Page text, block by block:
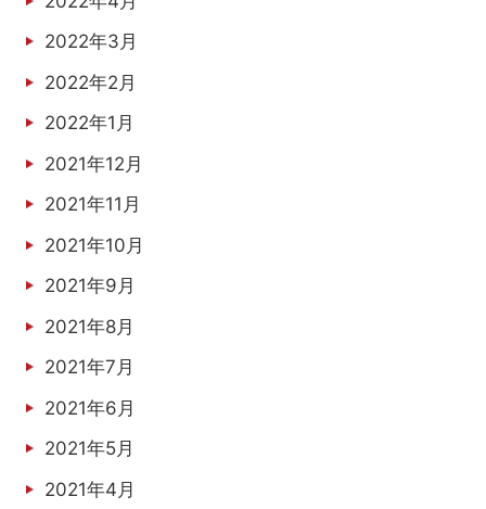
2022年3月
2022年2月
2022年1月
2021年12月
2021年11月
2021年10月
2021年9月
2021年8月
2021年7月
2021年6月
2021年5月
2021年4月